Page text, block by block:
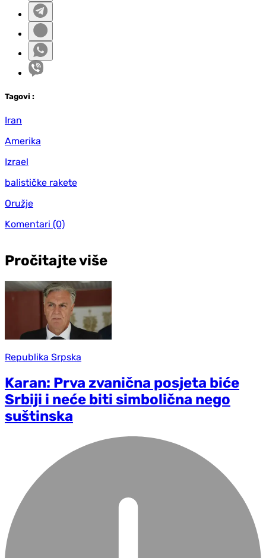
Tagovi :
Iran
Amerika
Izrael
balističke rakete
Oružje
Komentari (0)
Pročitajte više
Republika Srpska
Karan: Prva zvanična posjeta biće
Srbiji i neće biti simbolična nego
suštinska